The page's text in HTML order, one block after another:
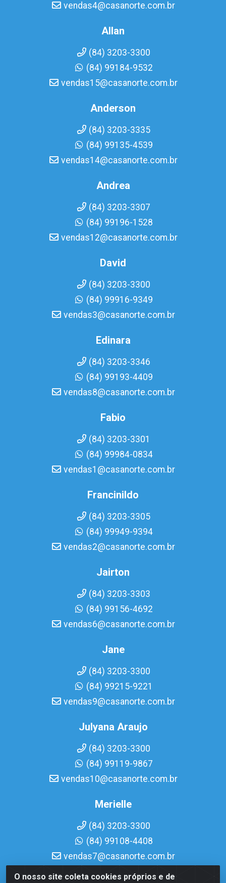
O nosso site coleta cookies próprios e de
vendas4@casanorte.com.br
Allan
(84) 3203-3300
(84) 99184-9532
vendas15@casanorte.com.br
Anderson
(84) 3203-3335
(84) 99135-4539
vendas14@casanorte.com.br
Andrea
(84) 3203-3307
(84) 99196-1528
vendas12@casanorte.com.br
David
(84) 3203-3300
(84) 99916-9349
vendas3@casanorte.com.br
Edinara
(84) 3203-3346
(84) 99193-4409
vendas8@casanorte.com.br
Fabio
(84) 3203-3301
(84) 99984-0834
vendas1@casanorte.com.br
Francinildo
(84) 3203-3305
(84) 99949-9394
vendas2@casanorte.com.br
Jairton
(84) 3203-3303
(84) 99156-4692
vendas6@casanorte.com.br
Jane
(84) 3203-3300
(84) 99215-9221
vendas9@casanorte.com.br
Julyana Araujo
(84) 3203-3300
(84) 99119-9867
vendas10@casanorte.com.br
Merielle
(84) 3203-3300
(84) 99108-4408
vendas7@casanorte.com.br